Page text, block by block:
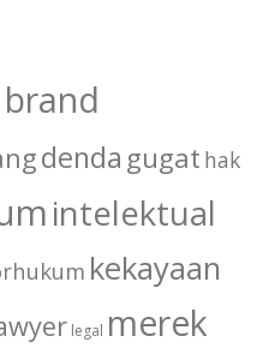
brand
denda gugat hak
intelektual
kekayaan
legal merek